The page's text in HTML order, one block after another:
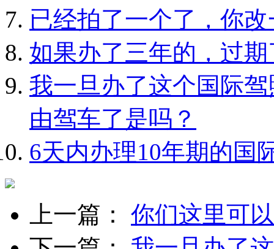
已经拍了一个了，你
如果办了三年的，过
我一旦办了这个国际
由驾车了是吗？
6天内办理10年期的国
上一篇： 你们这里可